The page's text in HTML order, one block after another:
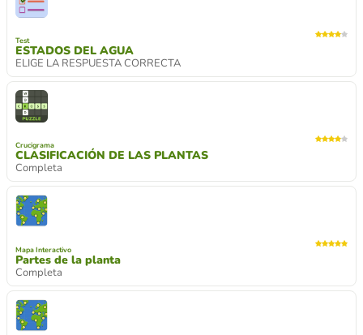
Test
ESTADOS DEL AGUA
ELIGE LA RESPUESTA CORRECTA
Crucigrama
CLASIFICACIÓN DE LAS PLANTAS
Completa
Mapa Interactivo
Partes de la planta
Completa